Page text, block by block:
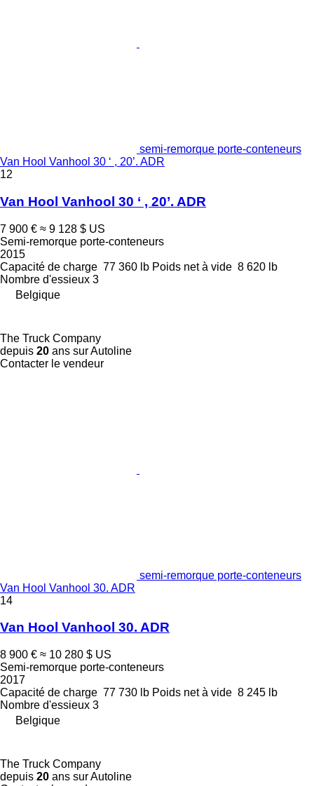
semi-remorque porte-conteneurs
Van Hool Vanhool 30 ‘ , 20’. ADR
12
Van Hool Vanhool 30 ‘ , 20’. ADR
7 900 € ≈ 9 128 $ US
Semi-remorque porte-conteneurs
2015
Capacité de charge 77 360 lb Poids net à vide 8 620 lb
Nombre d'essieux 3
Belgique
The Truck Company
depuis 20 ans sur Autoline
Contacter le vendeur
semi-remorque porte-conteneurs
Van Hool Vanhool 30. ADR
14
Van Hool Vanhool 30. ADR
8 900 € ≈ 10 280 $ US
Semi-remorque porte-conteneurs
2017
Capacité de charge 77 730 lb Poids net à vide 8 245 lb
Nombre d'essieux 3
Belgique
The Truck Company
depuis 20 ans sur Autoline